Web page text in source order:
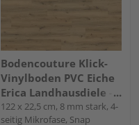
Bodencouture Klick-
Vinylboden PVC Eiche
Erica Landhausdiele -
x-cellent
122 x 22,5 cm, 8 mm stark, 4-
seitig Mikrofase, Snap